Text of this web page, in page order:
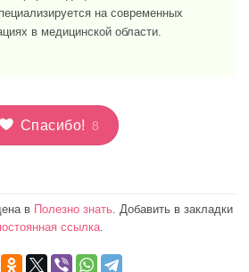
на современных
в медицинской области.
Спасибо! 8
в Полезно знать . Добавить в закладки
ссылка.